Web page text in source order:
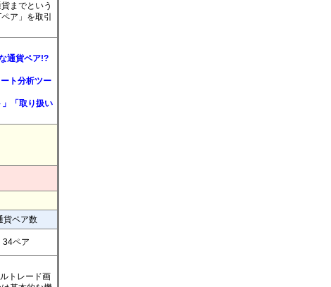
までという
ア」を取引
通貨ペア!?
ト分析ツー
「取り扱い
貨ペア数
34ペア
トレード画